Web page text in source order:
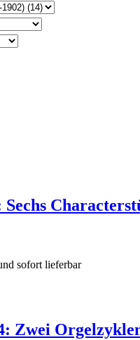
sofort lieferbar
Zwei